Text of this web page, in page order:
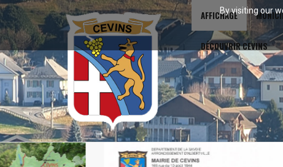
AFFICHAGE
DÉCOUVRIR CEVINS
By visiting our